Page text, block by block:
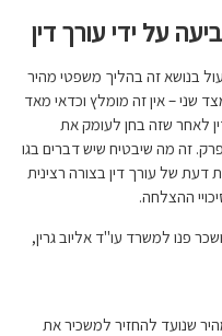
ידי עורך דין
זה בהליך משפטי מהיר
– אין זה מומלץ וכדאי מאד
שזה בחן לעומק את
מה שיבטיח שיש דברים בגו
עורך דין בצורה רצינית
למשרד עו"ד אליוב גרין,
להחזיר למשכיר את